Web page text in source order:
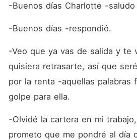
-Buenos días Charlotte -saludo
-Buenos días -respondió.
-Veo que ya vas de salida y te
quisiera retrasarte, así que
por la renta -aquellas palabras
golpe para ella.
-Olvidé la cartera en mi
prometo que me pondré al día